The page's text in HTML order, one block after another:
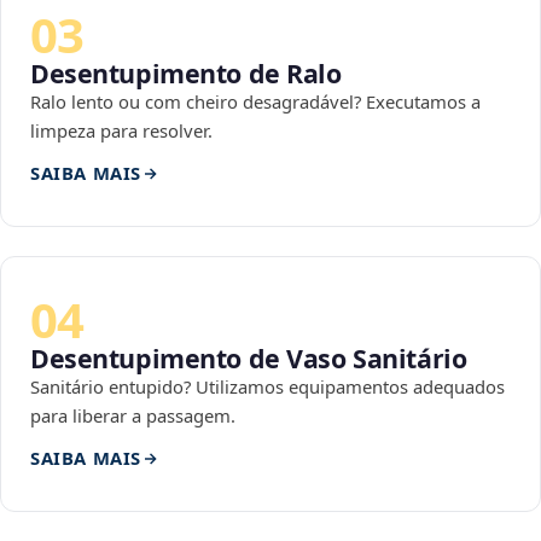
03
Desentupimento de Ralo
Ralo lento ou com cheiro desagradável? Executamos a
limpeza para resolver.
SAIBA MAIS
04
Desentupimento de Vaso Sanitário
Sanitário entupido? Utilizamos equipamentos adequados
para liberar a passagem.
SAIBA MAIS